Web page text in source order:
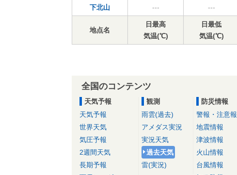
下北山 --- ---
地点名
日最高
気温(℃)
日最低
気温(℃)
全国のコンテンツ
天気予報
天気予報
世界天気
気圧予報
2週間天気
長期予報
観測
雨雲(過去)
アメダス実況
実況天気
過去天気
雷(実況)
防災情報
警報・注意報
地震情報
津波情報
火山情報
台風情報